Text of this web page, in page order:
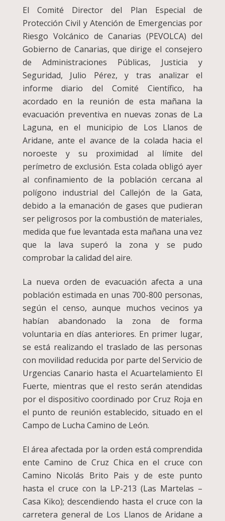
El Comité Director del Plan Especial de
Protección Civil y Atención de Emergencias por
Riesgo Volcánico de Canarias (PEVOLCA) del
Gobierno de Canarias, que dirige el consejero
de Administraciones Públicas, Justicia y
Seguridad, Julio Pérez, y tras analizar el
informe diario del Comité Científico, ha
acordado en la reunión de esta mañana la
evacuación preventiva en nuevas zonas de La
Laguna, en el municipio de Los Llanos de
Aridane, ante el avance de la colada hacia el
noroeste y su proximidad al límite del
perímetro de exclusión. Esta colada obligó ayer
al confinamiento de la población cercana al
polígono industrial del Callejón de la Gata,
debido a la emanación de gases que pudieran
ser peligrosos por la combustión de materiales,
medida que fue levantada esta mañana una vez
que la lava superó la zona y se pudo
comprobar la calidad del aire.
La nueva orden de evacuación afecta a una
población estimada en unas 700-800 personas,
según el censo, aunque muchos vecinos ya
habían abandonado la zona de forma
voluntaria en días anteriores. En primer lugar,
se está realizando el traslado de las personas
con movilidad reducida por parte del Servicio de
Urgencias Canario hasta el Acuartelamiento El
Fuerte, mientras que el resto serán atendidas
por el dispositivo coordinado por Cruz Roja en
el punto de reunión establecido, situado en el
Campo de Lucha Camino de León.
El área afectada por la orden está comprendida
ente Camino de Cruz Chica en el cruce con
Camino Nicolás Brito Pais y de este punto
hasta el cruce con la LP-213 (Las Martelas –
Casa Kiko); descendiendo hasta el cruce con la
carretera general de Los Llanos de Aridane a